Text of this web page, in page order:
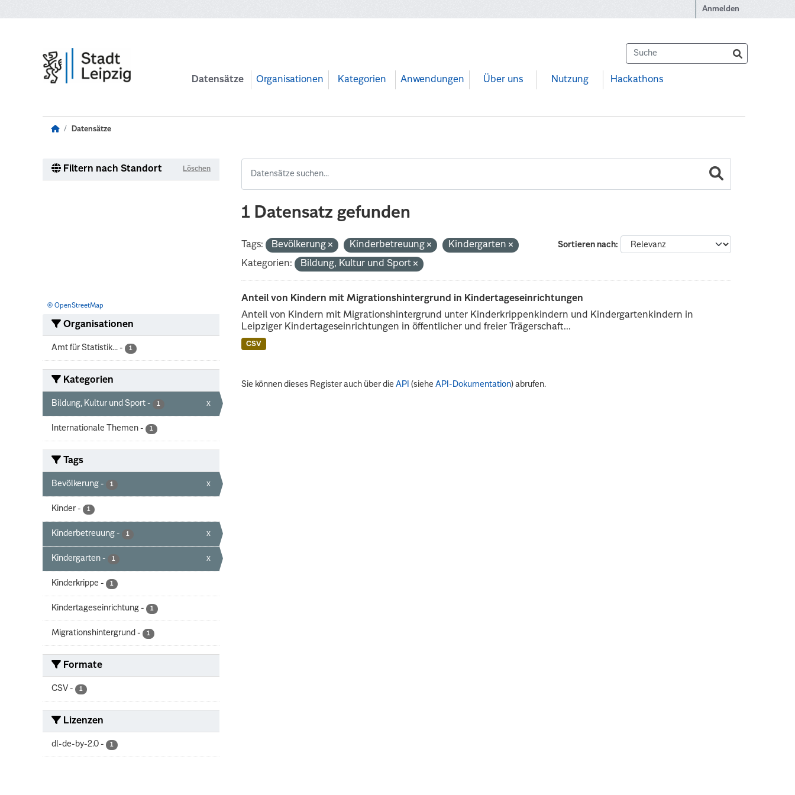
Anmelden
Datensätze Organisationen Kategorien Anwendungen Über uns Nutzung Hackathons
Datensätze
Filtern nach Standort Löschen
© OpenStreetMap
Organisationen
Amt für Statistik... - 1
Kategorien
Bildung, Kultur und Sport - 1 x
Internationale Themen - 1
Tags
Bevölkerung - 1 x
Kinder - 1
Kinderbetreuung - 1 x
Kindergarten - 1 x
Kinderkrippe - 1
Kindertageseinrichtung - 1
Migrationshintergrund - 1
Formate
CSV - 1
Lizenzen
dl-de-by-2.0 - 1
1 Datensatz gefunden
Sortieren nach
Tags: Bevölkerung Kinderbetreuung
Kindergarten
Kategorien:
Bildung, Kultur und Sport
Anteil von Kindern mit Migrationshintergrund in Kindertageseinrichtungen
Anteil von Kindern mit Migrationshintergrund unter Kinderkrippenkindern und Kindergartenkindern in
Leipziger Kindertageseinrichtungen in öffentlicher und freier Trägerschaft...
CSV
Sie können dieses Register auch über dieAPI (sieheAPI-Dokumentation) abrufen.